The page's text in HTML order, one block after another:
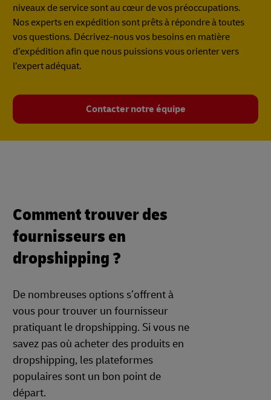
niveaux de service sont au cœur de vos préoccupations.
Nos experts en expédition sont prêts à répondre à toutes
vos questions. Décrivez-nous vos besoins en matière
d’expédition afin que nous puissions vous orienter vers
l’expert adéquat.
Contacter notre équipe
Comment trouver des
fournisseurs en
dropshipping ?
De nombreuses options s’offrent à
vous pour trouver un fournisseur
pratiquant le dropshipping. Si vous ne
savez pas où acheter des produits en
dropshipping, les plateformes
populaires sont un bon point de
départ.